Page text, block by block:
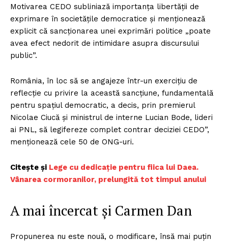
Motivarea CEDO subliniază importanța libertății de
exprimare în societățile democratice și menționează
explicit că sancționarea unei exprimări politice „poate
avea efect nedorit de intimidare asupra discursului
public”.
România, în loc să se angajeze într-un exercițiu de
reflecție cu privire la această sancțiune, fundamentală
pentru spațiul democratic, a decis, prin premierul
Nicolae Ciucă și ministrul de interne Lucian Bode, lideri
ai PNL, să legifereze complet contrar deciziei CEDO”,
menționează cele 50 de ONG-uri.
Citește și Lege cu dedicație pentru fiica lui Daea.
Vânarea cormoranilor, prelungită tot timpul anului
A mai încercat și Carmen Dan
Propunerea nu este nouă, o modificare, însă mai puțin